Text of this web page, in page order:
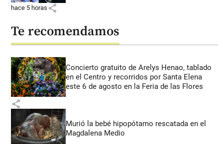
hace 5 horas share
Te recomendamos
Concierto gratuito de Arelys Henao, tablado
en el Centro y recorridos por Santa Elena
este 6 de agosto en la Feria de las Flores
share
Murió la bebé hipopótamo rescatada en el
Magdalena Medio